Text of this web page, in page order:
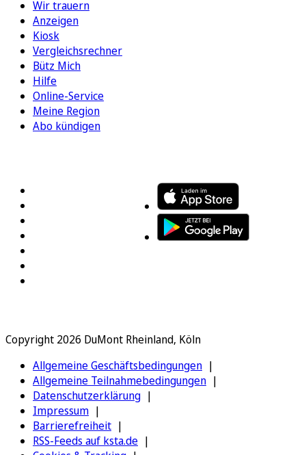
Wir trauern
Anzeigen
Kiosk
Vergleichsrechner
Bütz Mich
Hilfe
Online-Service
Meine Region
Abo kündigen
Copyright 2026 DuMont Rheinland, Köln
Allgemeine Geschäftsbedingungen
Allgemeine Teilnahmebedingungen
Datenschutzerklärung
Impressum
Barrierefreiheit
RSS-Feeds auf ksta.de